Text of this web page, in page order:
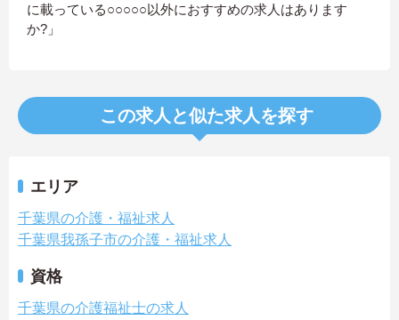
に載っている○○○○○以外におすすめの求人はあります
か?」
この求人と似た求人を探す
エリア
千葉県の介護・福祉求人
千葉県我孫子市の介護・福祉求人
資格
千葉県の介護福祉士の求人